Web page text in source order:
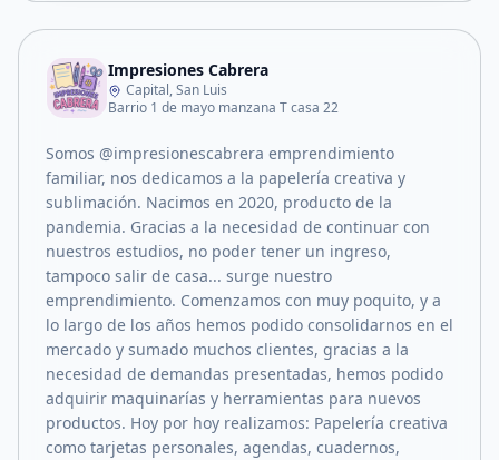
Impresiones Cabrera
Capital, San Luis
Barrio 1 de mayo manzana T casa 22
Somos @impresionescabrera emprendimiento
familiar, nos dedicamos a la papelería creativa y
sublimación. Nacimos en 2020, producto de la
pandemia. Gracias a la necesidad de continuar con
nuestros estudios, no poder tener un ingreso,
tampoco salir de casa... surge nuestro
emprendimiento. Comenzamos con muy poquito, y a
lo largo de los años hemos podido consolidarnos en el
mercado y sumado muchos clientes, gracias a la
necesidad de demandas presentadas, hemos podido
adquirir maquinarías y herramientas para nuevos
productos. Hoy por hoy realizamos: Papelería creativa
como tarjetas personales, agendas, cuadernos,